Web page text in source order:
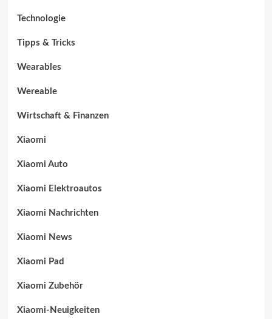
Technologie
Tipps & Tricks
Wearables
Wereable
Wirtschaft & Finanzen
Xiaomi
Xiaomi Auto
Xiaomi Elektroautos
Xiaomi Nachrichten
Xiaomi News
Xiaomi Pad
Xiaomi Zubehör
Xiaomi-Neuigkeiten